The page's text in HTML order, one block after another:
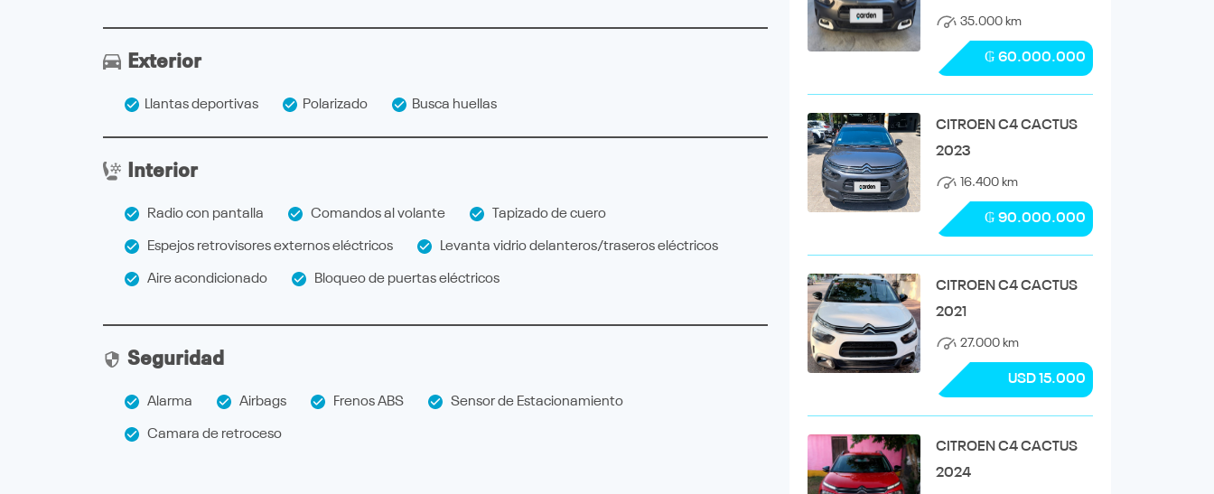
Exterior
Llantas deportivas Polarizado Busca huellas
Interior
Radio con pantalla Comandos al volante Tapizado de cuero
Espejos retrovisores externos eléctricos Levanta vidrio delanteros/traseros eléctricos
Aire acondicionado Bloqueo de puertas eléctricos
Seguridad
Alarma Airbags Frenos ABS Sensor de Estacionamiento
Camara de retroceso
35.000 km
₲ 60.000.000
CITROEN C4 CACTUS
2023
16.400 km
₲ 90.000.000
CITROEN C4 CACTUS
2021
27.000 km
USD 15.000
CITROEN C4 CACTUS
2024